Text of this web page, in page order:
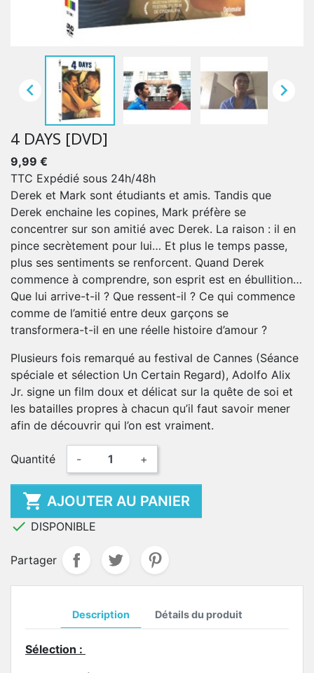
 
4 DAYS [DVD]
9,99 €
TTC Expédié sous 24h/48h
Derek et Mark sont étudiants et amis. Tandis que
Derek enchaine les copines, Mark préfère se
concentrer sur son amitié avec Derek. La raison : il en
pince secrètement pour lui… Et plus le temps passe,
plus ses sentiments se renforcent. Quand Derek
commence à comprendre, son esprit est en ébullition…
Que lui arrive-t-il ? Que ressent-il ? Ce qui commence
comme de l’amitié entre deux garçons se
transformera-t-il en une réelle histoire d’amour ?
Plusieurs fois remarqué au festival de Cannes (Séance
spéciale et sélection Un Certain Regard), Adolfo Alix
Jr. signe un film doux et délicat sur la quête de soi et
les batailles propres à chacun qu’il faut savoir mener
afin de découvrir qui l’on est vraiment.
Quantité - +
 AJOUTER AU PANIER
 DISPONIBLE
Partager
Description Détails du produit
Sélection :